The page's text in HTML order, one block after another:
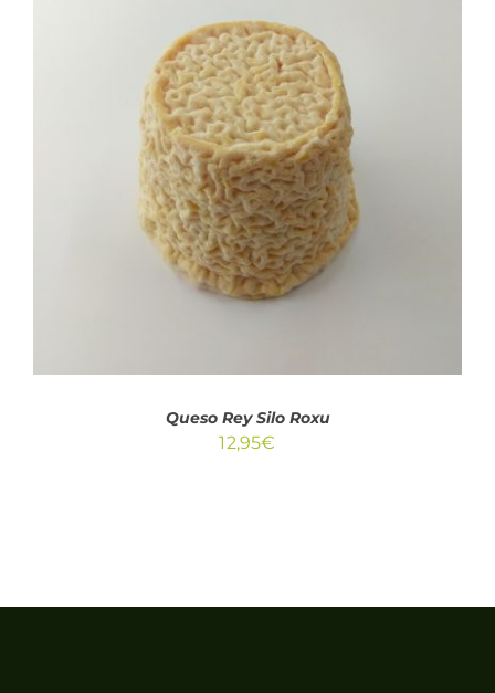
AÑADIR AL CARRITO
/
DETALLES
Queso Rey Silo Roxu
12,95€